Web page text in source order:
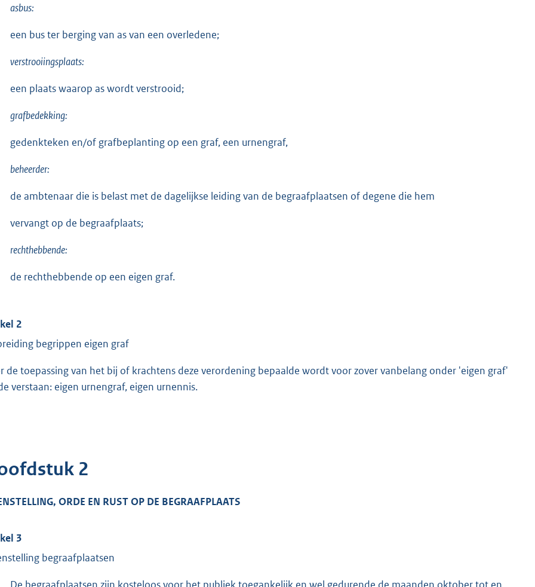
asbus:
een bus ter berging van as van een overledene;
verstrooiingsplaats:
een plaats waarop as wordt verstrooid;
grafbedekking:
gedenkteken en/of grafbeplanting op een graf, een urnengraf,
beheerder:
de ambtenaar die is belast met de dagelijkse leiding van de begraafplaatsen of degene die hem
vervangt op de begraafplaats;
rechthebbende:
de rechthebbende op een eigen graf.
2
begrippen eigen graf
de toepassing van het bij of krachtens deze verordening bepaalde wordt voor zover vanbelang onder 'eigen graf'
verstaan: eigen urnengraf, eigen urnennis.
2
ORDE EN RUST OP DE BEGRAAFPLAATS
3
begraafplaatsen